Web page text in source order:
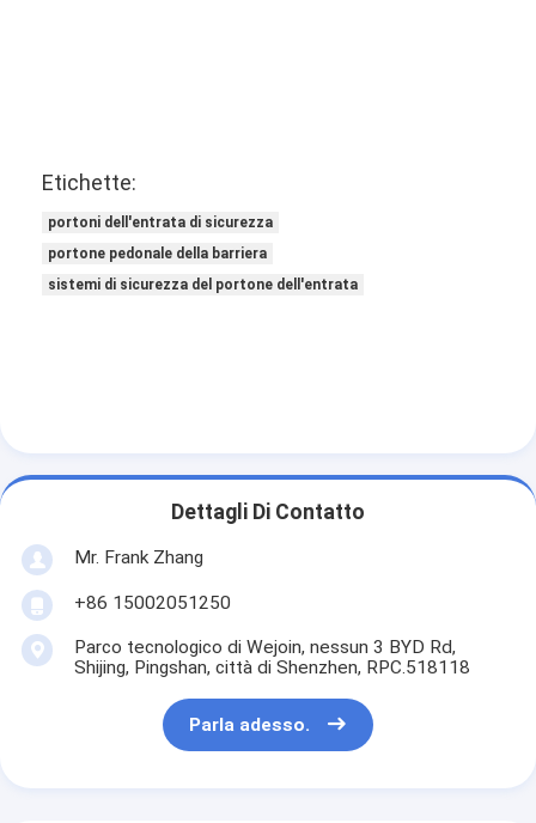
Etichette:
portoni dell'entrata di sicurezza
portone pedonale della barriera
sistemi di sicurezza del portone dell'entrata
Dettagli Di Contatto
Mr. Frank Zhang
+86 15002051250
Parco tecnologico di Wejoin, nessun 3 BYD Rd,
Shijing, Pingshan, città di Shenzhen, RPC.518118
Parla adesso.